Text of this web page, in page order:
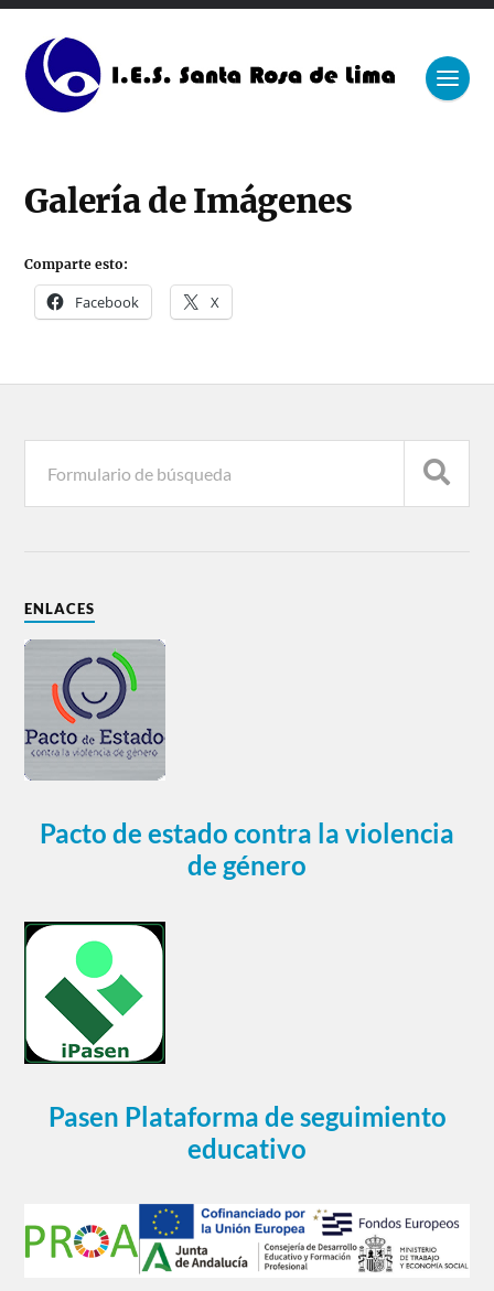
Galería de Imágenes
Comparte esto:
Facebook X
ENLACES
Pacto de estado contra la violencia
de género
Pasen Plataforma de seguimiento
educativo